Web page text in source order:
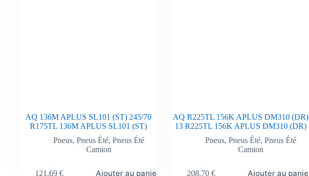
AQ 136M APLUS SL101 (ST) 245/70
R175TL 136M APLUS SL101 (ST)
Pneus, Pneus Été, Pneus Été
Camion
121,69€ Ajouter au panier
AQ R225TL 156K APLUS DM310 (DR)
13 R225TL 156K APLUS DM310 (DR)
Pneus, Pneus Été, Pneus Été
Camion
208,70€ Ajouter au panier